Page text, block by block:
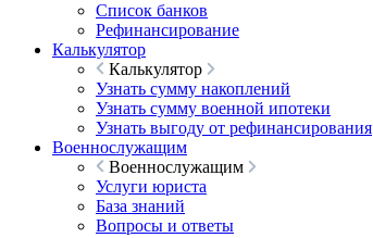
Список банков
Рефинансирование
Калькулятор
Калькулятор
Узнать сумму накоплений
Узнать сумму военной ипотеки
Узнать выгоду от рефинансирования
Военнослужащим
Военнослужащим
Услуги юриста
База знаний
Вопросы и ответы